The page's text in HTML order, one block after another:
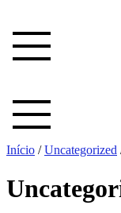
conteúdo
Início /Uncategorized